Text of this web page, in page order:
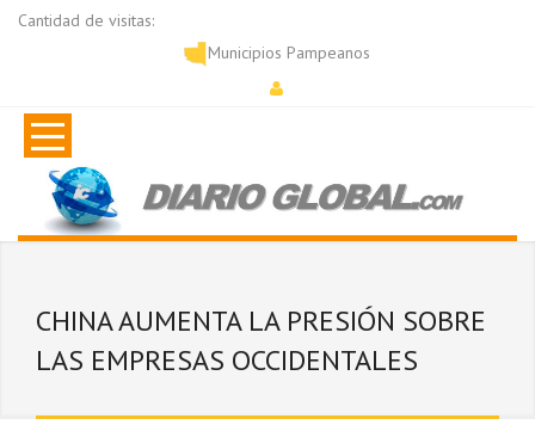
Cantidad de visitas:
Municipios Pampeanos
CHINA AUMENTA LA PRESIÓN SOBRE
LAS EMPRESAS OCCIDENTALES